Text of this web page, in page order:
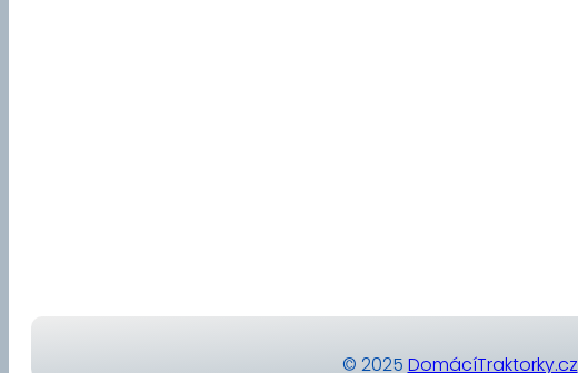
© 2025 DomácíTraktorky.cz